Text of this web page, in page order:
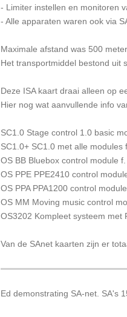
- Limiter instellen en monitoren
- Alle apparaten waren ook via
Maximale afstand was 500
Het transportmiddel bestond uit
Deze ISA kaart draai alleen op
Hier nog wat aanvullende info
SC1.0 Stage control 1.0 basic
SC1.0+ SC1.0 met alle modules
OS BB Bluebox control module
OS PPE PPE2410 control
OS PPA PPA1200 control
OS MM Moving music control
OS3202 Kompleet systeem met
Van de SAnet kaarten zijn er
Ed demonstrating SA-net. SA's